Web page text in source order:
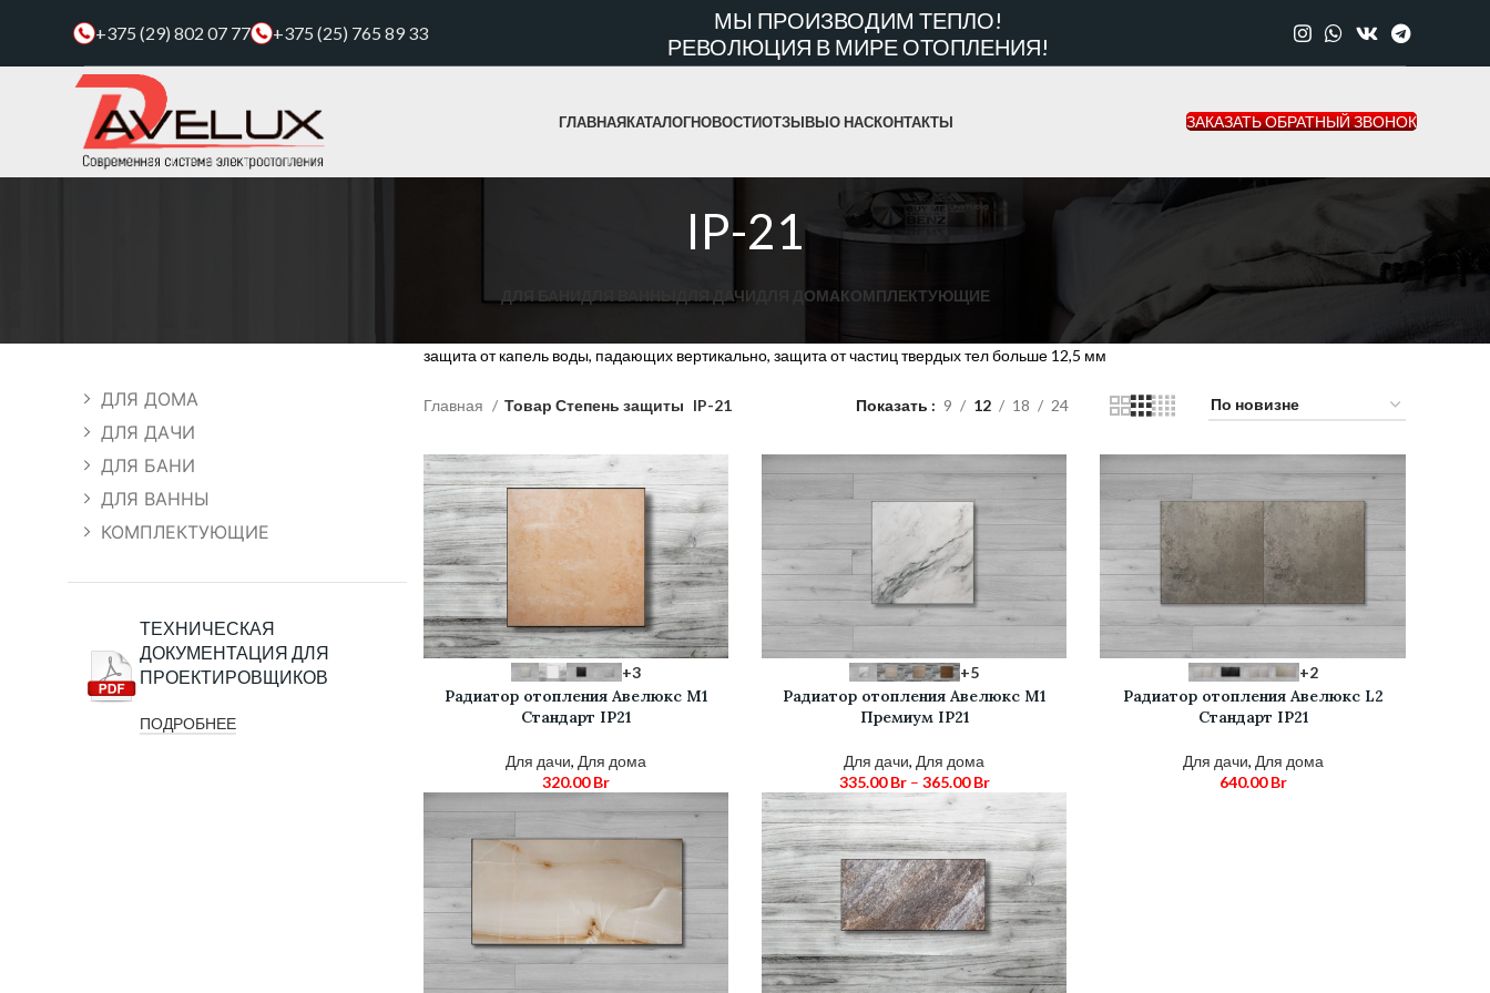
+375 (29) 802 07 77 +375 (25) 765 89 33
МЫ ПРОИЗВОДИМ ТЕПЛО!
РЕВОЛЮЦИЯ В МИРЕ ОТОПЛЕНИЯ!
ГЛАВНАЯКАТАЛОГНОВОСТИОТЗЫВЫО НАСКОНТАКТЫ ЗАКАЗАТЬ ОБРАТНЫЙ ЗВОНОК
IP-21
ДЛЯ ДАЧИ ДЛЯ ДОМАКОМПЛЕКТУЮЩИЕ
ДЛЯ ДОМА
ДЛЯ ДАЧИ
ДЛЯ БАНИ
ДЛЯ ВАННЫ
КОМПЛЕКТУЮЩИЕ
ТЕХНИЧЕСКАЯ
ДОКУМЕНТАЦИЯ ДЛЯ
ПРОЕКТИРОВЩИКОВ
ПОДРОБНЕЕ
защита от капель воды, падающих вертикально, защита от частиц твердых тел больше 12,5 мм
Главная Товар Степень защиты IP-21 Показать 9 12 18 24
ВЫБЕРИТЕ ПАРАМЕТРЫ +3
Радиатор отопления Авелюкс М1
Cтандарт IP21
Для дачи, Для дома
320.00Br
ВЫБЕРИТЕ ПАРАМЕТРЫ +5
Радиатор отопления Авелюкс М1
Премиум IP21
Для дачи, Для дома
335.00Br – 365.00BrДиапазон
цен:
335.00 Br
–
365.00 Br
ВЫБЕРИТЕ ПАРАМЕТРЫ +2
Радиатор отопления Авелюкс L2
Стандарт IP21
Для дачи, Для дома
640.00Br